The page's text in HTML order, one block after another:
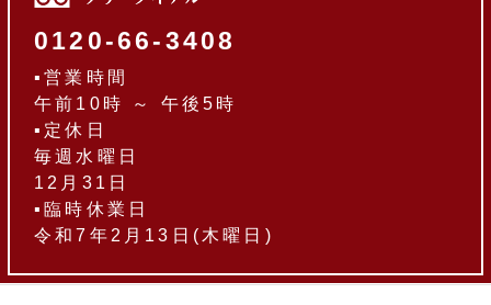
0120-66-3408
▪営業時間
午前10時 ～ 午後5時
▪定休日
毎週水曜日
12月31日
▪臨時休業日
令和7年2月13日(木曜日)